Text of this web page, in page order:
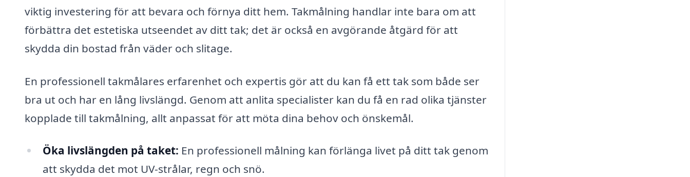
viktig investering för att bevara och förnya ditt hem. Takmålning handlar inte bara om att
förbättra det estetiska utseendet av ditt tak; det är också en avgörande åtgärd för att
skydda din bostad från väder och slitage.
En professionell takmålares erfarenhet och expertis gör att du kan få ett tak som både ser
bra ut och har en lång livslängd. Genom att anlita specialister kan du få en rad olika tjänster
kopplade till takmålning, allt anpassat för att möta dina behov och önskemål.
Öka livslängden på taket: En professionell målning kan förlänga livet på ditt tak genom
att skydda det mot UV-strålar, regn och snö.